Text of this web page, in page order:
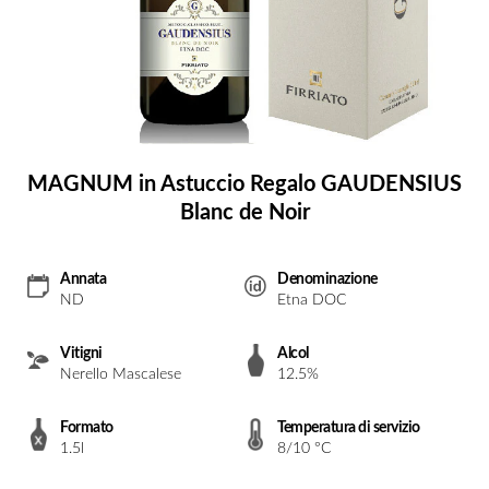
MAGNUM in Astuccio Regalo GAUDENSIUS
Blanc de Noir
Annata
ND
Denominazione
Etna DOC
Vitigni
Nerello Mascalese
Alcol
12.5%
Formato
1.5l
Temperatura di servizio
8/10 °C